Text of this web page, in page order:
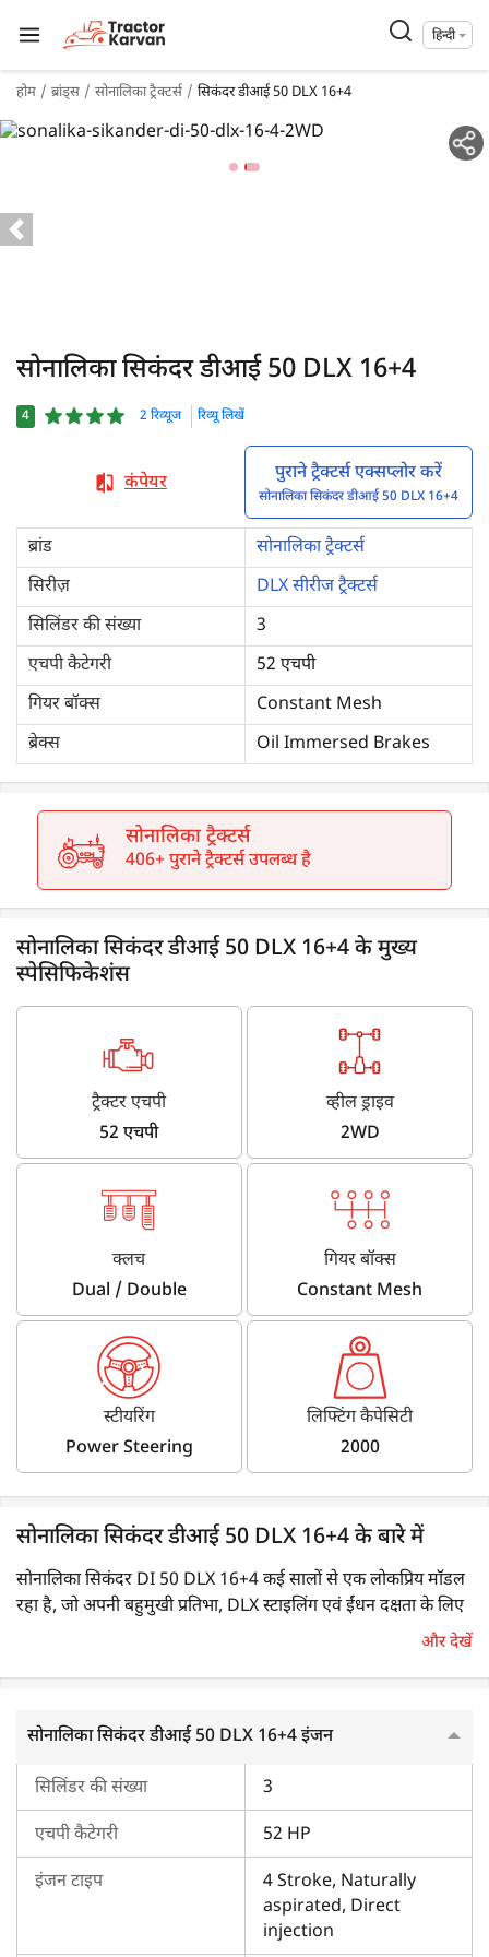
हिन्दी
होम ब्रांड्स सोनालिका ट्रैक्टर्स सिकंदर डीआई 50 DLX 16+4
सोनालिका सिकंदर डीआई 50 DLX 16+4
4 2 रिव्यूज रिव्यू लिखें
कंपेयर पुराने ट्रैक्टर्स एक्सप्लोर करें
सोनालिका सिकंदर डीआई 50 DLX 16+4
ब्रांड
सोनालिका ट्रैक्टर्स
सिरीज़
DLX सीरीज ट्रैक्टर्स
सिलिंडर की संख्या
3
एचपी कैटेगरी
52 एचपी
गियर बॉक्स
Constant Mesh
ब्रेक्स
Oil Immersed Brakes
सोनालिका ट्रैक्टर्स
406+ पुराने ट्रैक्टर्स उपलब्ध है
सोनालिका सिकंदर डीआई 50 DLX 16+4 के मुख्य
स्पेसिफिकेशंस
ट्रैक्टर एचपी
52 एचपी
व्हील ड्राइव
2WD
क्लच
Dual / Double
गियर बॉक्स
Constant Mesh
स्टीयरिंग
Power Steering
लिफ्टिंग कैपेसिटी
2000
सोनालिका सिकंदर डीआई 50 DLX 16+4 के बारे में
सोनालिका सिकंदर DI 50 DLX 16+4 कई सालों से एक लोकप्रिय मॉडल
रहा है, जो अपनी बहुमुखी प्रतिभा, DLX स्टाइलिंग एवं ईंधन दक्षता के लिए
सोनालिका सिकंदर DI 50 DLX 16+4 - खेती के लिए खूबियों
अपनी बेहतरीन दक्षता एवं दमदार परफॉर्मेंस के लिए जाना जाने वाला
सोनालिका सिकंदर DI 50 DLX 16+4, भारी-भरकम कमर्शियल कामों के
लिए एक अच्छा ट्रैक्टर है। इसमें कई PTO विकल्प एवं 5G हाइड्रोलिक्स
की सुविधा है, जो इसे आलू बोने वाली मशीन (potato planters) एवं
सुपर सीडर जैसे विभिन्न उपकरणों के साथ काम करने के लिए आदर्श बनाता
और देखें
सोनालिका सिकंदर डीआई 50 DLX 16+4 इंजन
सिलिंडर की संख्या 3
एचपी कैटेगरी 52 HP
इंजन टाइप
4 Stroke, Naturally
aspirated, Direct
injection